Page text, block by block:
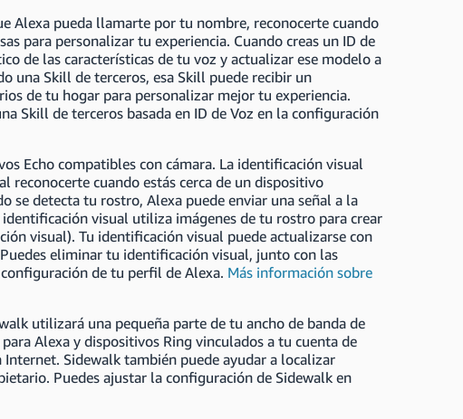
Alexa pueda llamarte por tu nombre, reconocerte cuando
para personalizar tu experiencia. Cuando creas un ID de
de las características de tu voz y actualizar ese modelo a
una Skill de terceros, esa Skill puede recibir un
de tu hogar para personalizar mejor tu experiencia.
Skill de terceros basada en ID de Voz en la configuración
Echo compatibles con cámara. La identificación visual
reconocerte cuando estás cerca de un dispositivo
detecta tu rostro, Alexa puede enviar una señal a la
visual utiliza imágenes de tu rostro para crear
visual). Tu identificación visual puede actualizarse con
eliminar tu identificación visual, junto con las
de tu perfil de Alexa. Más información sobre
utilizará una pequeña parte de tu ancho de banda de
Alexa y dispositivos Ring vinculados a tu cuenta de
Sidewalk también puede ayudar a localizar
Puedes ajustar la configuración de Sidewalk en